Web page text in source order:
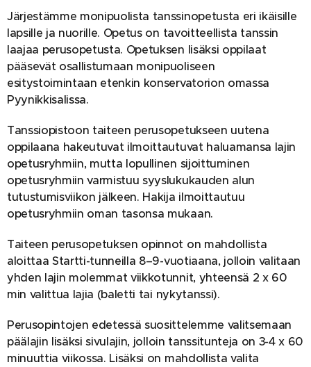
Järjestämme monipuolista tanssinopetusta eri ikäisille
lapsille ja nuorille. Opetus on tavoitteellista tanssin
laajaa perusopetusta. Opetuksen lisäksi oppilaat
pääsevät osallistumaan monipuoliseen
esitystoimintaan etenkin konservatorion omassa
Pyynikkisalissa.
Tanssiopistoon taiteen perusopetukseen uutena
oppilaana hakeutuvat ilmoittautuvat haluamansa lajin
opetusryhmiin, mutta lopullinen sijoittuminen
opetusryhmiin varmistuu syyslukukauden alun
tutustumisviikon jälkeen. Hakija ilmoittautuu
opetusryhmiin oman tasonsa mukaan.
Taiteen perusopetuksen opinnot on mahdollista
aloittaa Startti-tunneilla 8–9-vuotiaana, jolloin valitaan
yhden lajin molemmat viikkotunnit, yhteensä 2 x 60
min valittua lajia (baletti tai nykytanssi).
Perusopintojen edetessä suosittelemme valitsemaan
päälajin lisäksi sivulajin, jolloin tanssitunteja on 3-4 x 60
minuuttia viikossa. Lisäksi on mahdollista valita